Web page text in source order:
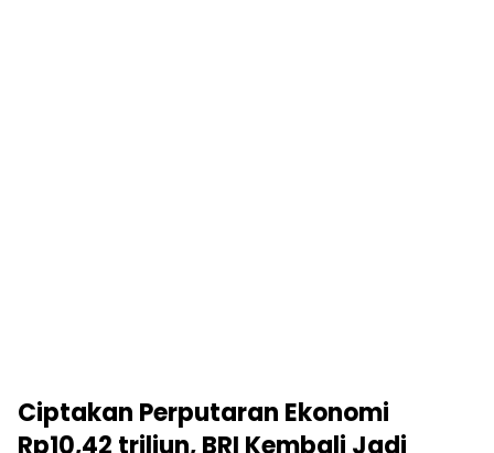
Ciptakan Perputaran Ekonomi
Rp10,42 triliun, BRI Kembali Jadi